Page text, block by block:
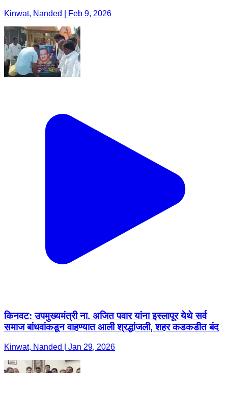
Kinwat, Nanded | Feb 9, 2026
किनवट: उपमुख्यमंत्री ना. अजित पवार यांना इस्लापूर येथे सर्व
समाज बांधवांकडून वाहण्यात आली श्रद्धांजली, शहर कडकडीत बंद
Kinwat, Nanded | Jan 29, 2026